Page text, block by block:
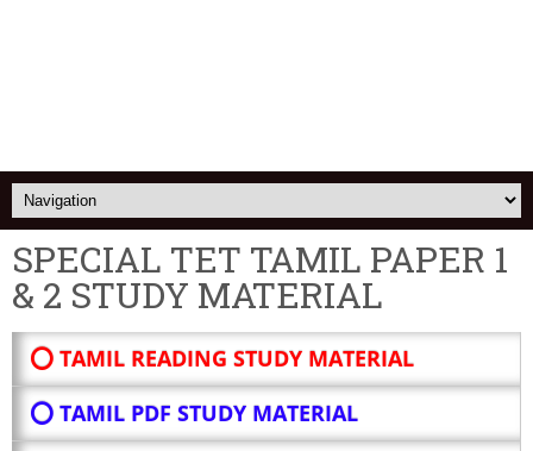
SPECIAL TET TAMIL PAPER 1
& 2 STUDY MATERIAL
⭕ TAMIL READING STUDY MATERIAL
⭕ TAMIL PDF STUDY MATERIAL